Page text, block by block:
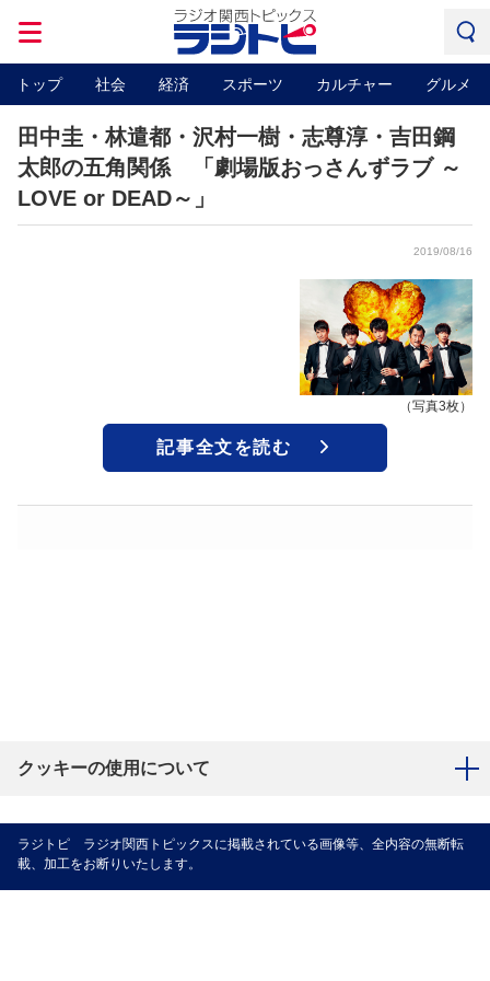
トップ 社会 経済 スポーツ カルチャー グルメ
田中圭・林遣都・沢村一樹・志尊淳・吉田鋼
太郎の五角関係 「劇場版おっさんずラブ ～
LOVE or DEAD～」
2019/08/16
（写真3枚）
記事全文を読む
クッキーの使用について
ラジトピ ラジオ関西トピックスに掲載されている画像等、全内容の無断転
載、加工をお断りいたします。